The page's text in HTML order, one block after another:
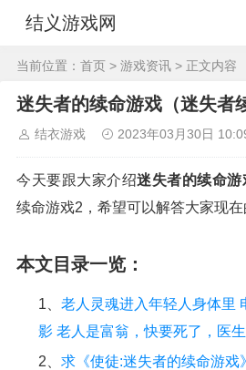
结义游戏网
当前位置： 首页 > 游戏资讯 > 正文内容
迷失者的续命游戏（迷失者
结衣游戏 2023年03月30日
今天要跟大家介绍迷失者的续命游
续命游戏2，希望可以解答大家现在
本文目录一览：
1、 老人灵魂进入年轻人身体里
影 老人是富翁，快要死了，医
2、 求《使徒:迷失者的续命游戏